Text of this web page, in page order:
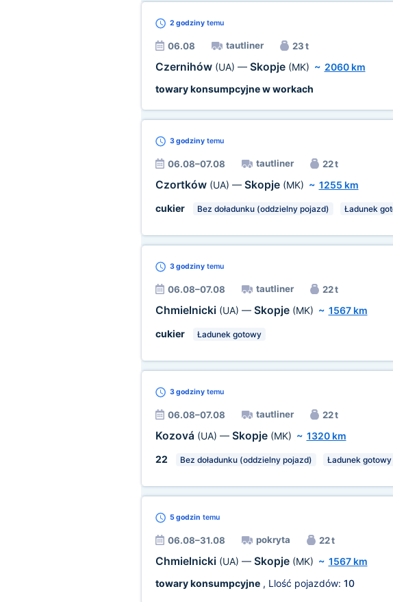
2 godzinytemu
06.08 tautliner 23 t
Czernihów (UA) — Skopje (MK) ~ 2060 km
towary konsumpcyjne w workach
3 godzinytemu
06.08–07.08 tautliner 22 t
Czortków (UA) — Skopje (MK) ~ 1255 km
cukier
Bez doładunku (oddzielny pojazd) Ładunek
3 godzinytemu
06.08–07.08 tautliner 22 t
Chmielnicki (UA) — Skopje (MK) ~ 1567 km
cukier
Ładunek gotowy
3 godzinytemu
06.08–07.08 tautliner 22 t
Kozová (UA) — Skopje (MK) ~ 1320 km
22
Bez doładunku (oddzielny pojazd) Ładunek gotowy
5 godzin temu
06.08–31.08 pokryta 22 t
Chmielnicki (UA) — Skopje (MK) ~ 1567 km
towary konsumpcyjne, Llość pojazdów: 10